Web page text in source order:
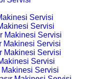
Servisi
Servisi
Makinesi Servisi
Makinesi Servisi
Makinesi Servisi
Servisi
Makinesi Servisi